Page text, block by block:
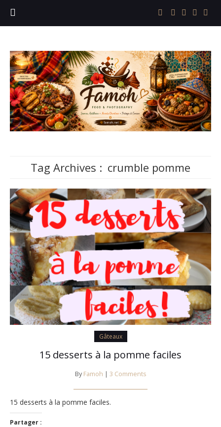
Tag Archives : crumble pomme
Gâteaux
15 desserts à la pomme faciles
By Famoh | 3 Comments
15 desserts à la pomme faciles.
Partager :